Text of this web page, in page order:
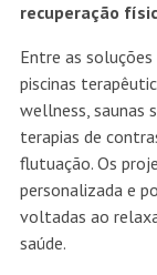
recuperação
Entre as
piscinas
wellness, saunas
terapias de
flutuação. Os
personalizada e
voltadas ao
saúde.